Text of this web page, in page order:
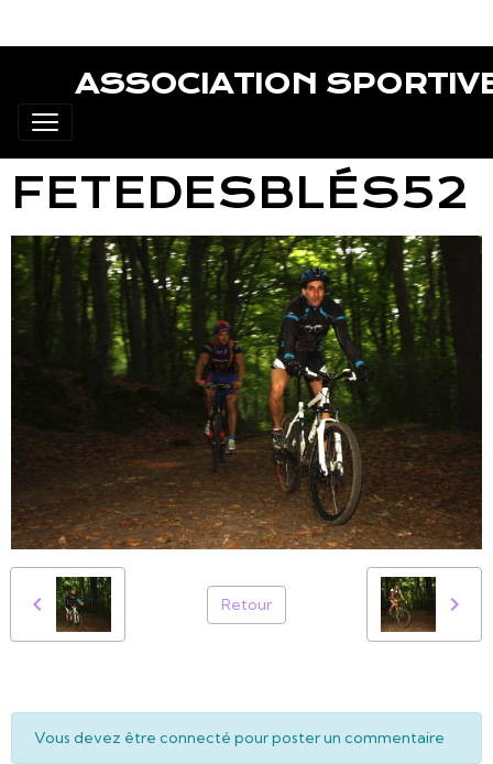
ASSOCIATION
FETEDESBLÉS52
Retour
Vous devez être connecté pour poster un commentaire